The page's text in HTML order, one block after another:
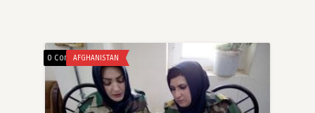
0 CommentsAFGHANISTAN